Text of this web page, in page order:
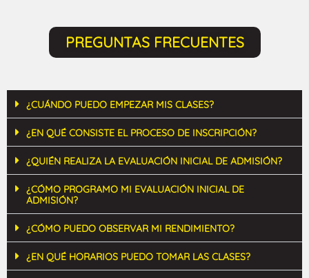
PREGUNTAS FRECUENTES
¿CUÁNDO PUEDO EMPEZAR MIS CLASES?
¿EN QUÉ CONSISTE EL PROCESO DE INSCRIPCIÓN?
¿QUIÉN REALIZA LA EVALUACIÓN INICIAL DE ADMISIÓN?
¿CÓMO PROGRAMO MI EVALUACIÓN INICIAL DE
ADMISIÓN?
¿CÓMO PUEDO OBSERVAR MI RENDIMIENTO?
¿EN QUÉ HORARIOS PUEDO TOMAR LAS CLASES?